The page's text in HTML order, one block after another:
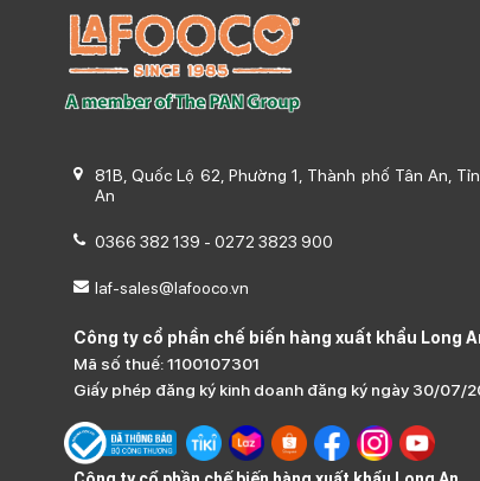
81B, Quốc Lộ 62, Phường 1, Thành phố Tân An,
An
0366 382 139 - 0272 3823 900
laf-sales@lafooco.vn
Công ty cổ phần chế biến hàng xuất khẩu Long
Mã số thuế: 1100107301
Giấy phép đăng ký kinh doanh đăng ký ngày 30/07/